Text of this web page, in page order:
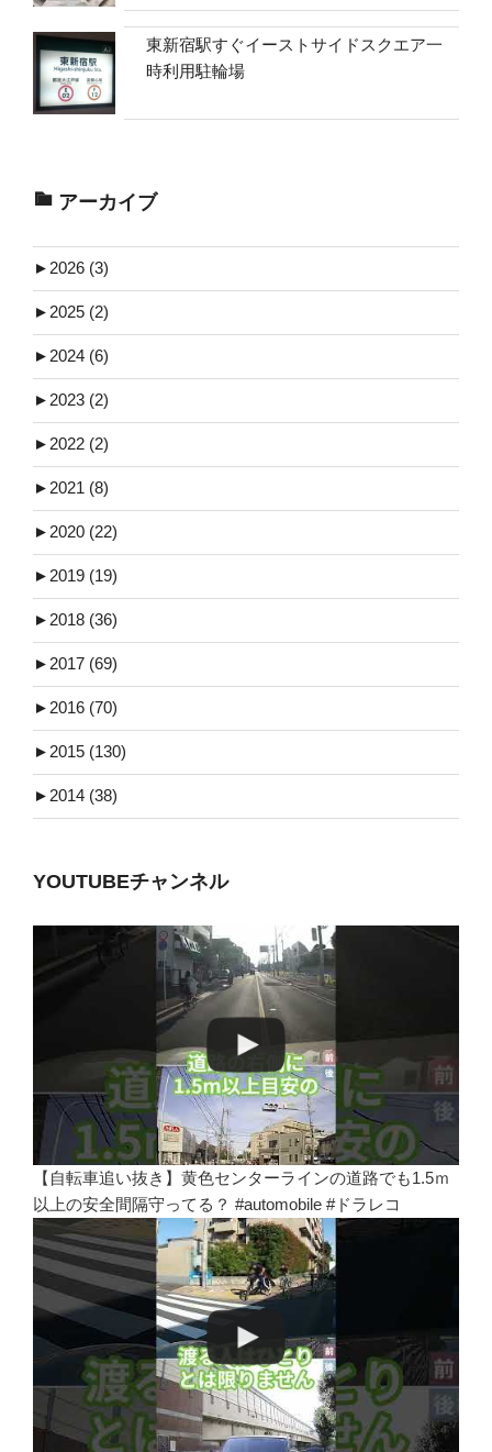
東新宿駅すぐイーストサイドスクエア一
時利用駐輪場
アーカイブ
►2026 (3)
►2025 (2)
►2024 (6)
►2023 (2)
►2022 (2)
►2021 (8)
►2020 (22)
►2019 (19)
►2018 (36)
►2017 (69)
►2016 (70)
►2015 (130)
►2014 (38)
YOUTUBEチャンネル
【自転車追い抜き】黄色センターラインの道路でも1.5ｍ
以上の安全間隔守ってる？ #automobile #ドラレコ